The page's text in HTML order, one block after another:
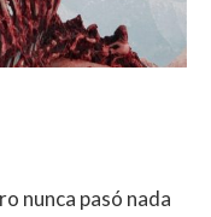
nunca pasó nada